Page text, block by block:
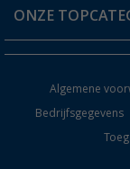
Catalogus
ONZE
Campingmeubilair
Algemene
Bedrijfsgegevens